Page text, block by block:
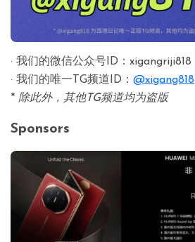
· 我们的微信公众号ID：xigangriji818
· 我们的唯一TG频道ID： @xigang818
* 除此外，其他TG频道均为盗版
Sponsors